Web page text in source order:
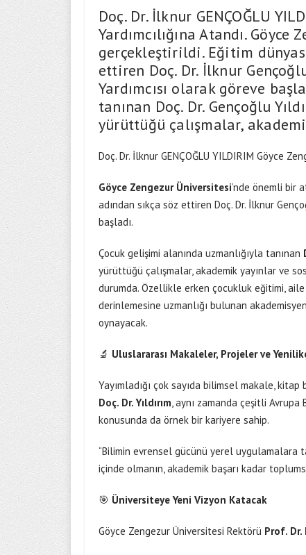
Doç. Dr. İlknur GENÇOĞLU
Yardımcılığına Atandı.
gerçekleştirildi. Eğitim
ettiren Doç. Dr. İlknur
Yardımcısı olarak göreve
tanınan Doç. Dr. Gençoğlu
yürüttüğü çalışmalar,
Doç. Dr. İlknur GENÇOĞLU YILDIRIM Göyce
Göyce Zengezur Üniversitesi’nde önemli bir
adından sıkça söz ettiren Doç. Dr. İlknur
başladı.
Çocuk gelişimi alanında uzmanlığıyla tanınan
yürüttüğü çalışmalar, akademik yayınlar ve
durumda. Özellikle erken çocukluk eğitimi,
derinlemesine uzmanlığı bulunan
oynayacak.
🔬 Uluslararası Makaleler, Projeler ve
Yayımladığı çok sayıda bilimsel makale,
Doç. Dr. Yıldırım, aynı zamanda çeşitli
konusunda da örnek bir kariyere sahip.
“Bilimin evrensel gücünü yerel uygulamalara
içinde olmanın, akademik başarı kadar
🎯 Üniversiteye Yeni Vizyon Katacak
Göyce Zengezur Üniversitesi Rektörü Prof. Dr.